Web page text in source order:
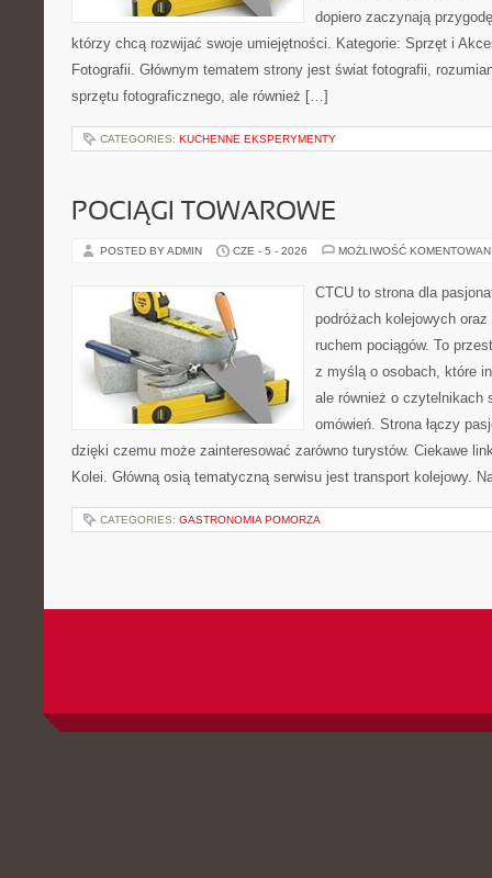
dopiero zaczynają
którzy chcą rozwijać swoje umiejętności. Kategorie: Sprzęt i
Fotografii. Głównym tematem strony jest świat fotografii,
sprzętu fotograficznego, ale również […]
CATEGORIES: KUCHENNE EKSPERYMENTY
POCIĄGI TOWAROWE
POSTED BY ADMIN CZE - 5 - 2026 MOŻLIWOŚĆ
CTCU to strona dla
podróżach kolejowych
ruchem pociągów. To
z myślą o osobach, które
ale również o czytelnikach
omówień. Strona łączy
dzięki czemu może zainteresować zarówno turystów. Ciekawe
Kolei. Główną osią tematyczną serwisu jest transport kolejowy.
CATEGORIES: GASTRONOMIA POMORZA